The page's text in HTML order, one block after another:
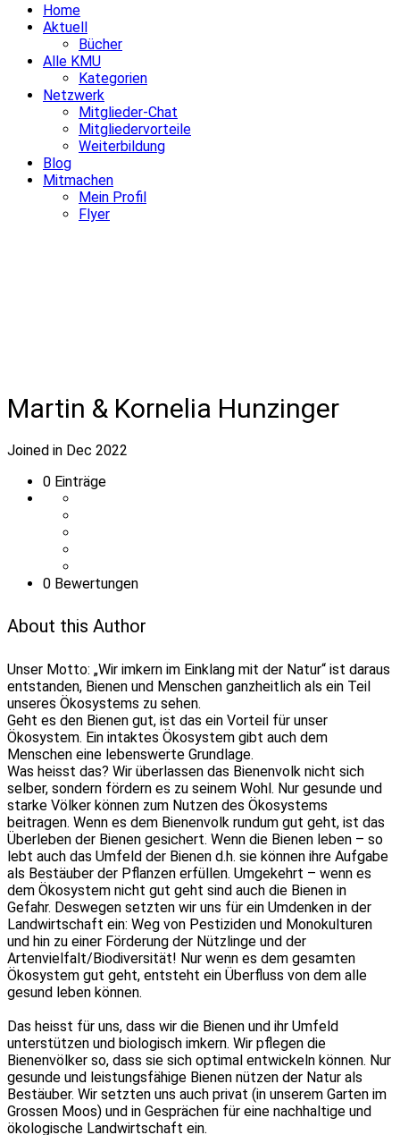
Home
Aktuell
Bücher
Alle KMU
Kategorien
Netzwerk
Mitglieder-Chat
Mitgliedervorteile
Weiterbildung
Blog
Mitmachen
Mein Profil
Flyer
Martin & Kornelia Hunzinger
Joined in Dec 2022
0 Einträge
0 Bewertungen
About this Author
Unser Motto: „Wir imkern im Einklang mit der Natur“ ist daraus
entstanden, Bienen und Menschen ganzheitlich als ein Teil
unseres Ökosystems zu sehen.
Geht es den Bienen gut, ist das ein Vorteil für unser
Ökosystem. Ein intaktes Ökosystem gibt auch dem
Menschen eine lebenswerte Grundlage.
Was heisst das? Wir überlassen das Bienenvolk nicht sich
selber, sondern fördern es zu seinem Wohl. Nur gesunde und
starke Völker können zum Nutzen des Ökosystems
beitragen. Wenn es dem Bienenvolk rundum gut geht, ist das
Überleben der Bienen gesichert. Wenn die Bienen leben – so
lebt auch das Umfeld der Bienen d.h. sie können ihre Aufgabe
als Bestäuber der Pflanzen erfüllen. Umgekehrt – wenn es
dem Ökosystem nicht gut geht sind auch die Bienen in
Gefahr. Deswegen setzten wir uns für ein Umdenken in der
Landwirtschaft ein: Weg von Pestiziden und Monokulturen
und hin zu einer Förderung der Nützlinge und der
Artenvielfalt/Biodiversität! Nur wenn es dem gesamten
Ökosystem gut geht, entsteht ein Überfluss von dem alle
gesund leben können.
Das heisst für uns, dass wir die Bienen und ihr Umfeld
unterstützen und biologisch imkern. Wir pflegen die
Bienenvölker so, dass sie sich optimal entwickeln können. Nur
gesunde und leistungsfähige Bienen nützen der Natur als
Bestäuber. Wir setzten uns auch privat (in unserem Garten im
Grossen Moos) und in Gesprächen für eine nachhaltige und
ökologische Landwirtschaft ein.